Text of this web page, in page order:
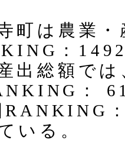
町は農業
：
出総額で
：
RANKING
いる。